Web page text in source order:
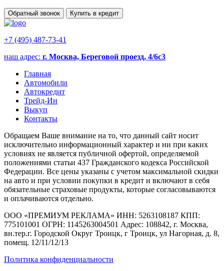
Обратный звонок Купить в кредит
+7 (495) 487-73-41
наш адрес: г. Москва, Береговой проезд, 4/6с3
Главная
Автомобили
Автокредит
Трейд-Ин
Выкуп
Контакты
Обращаем Ваше внимание на то, что данный сайт носит
исключительно информационный характер и ни при каких
условиях не является публичной офертой, определяемой
положениями статьи 437 Гражданского кодекса Российской
Федерации. Все цены указаны с учетом максимальной скидки
на авто и при условии покупки в кредит и включают в себя
обязательные страховые продукты, которые согласовываются
и оплачиваются отдельно.
ООО «ПРЕМИУМ РЕКЛАМА» ИНН: 5263108187 КПП:
775101001 ОГРН: 1145263004501 Адрес: 108842, г. Москва,
вн.тер.г. Городской Округ Троицк, г Троицк, ул Нагорная, д. 8,
помещ. 12/11/12/13
Политика конфиденциальности